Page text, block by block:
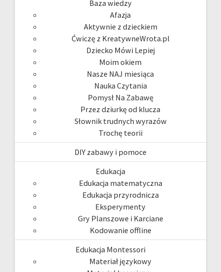
Baza wiedzy
Afazja
Aktywnie z dzieckiem
Ćwiczę z KreatywneWrota.pl
Dziecko Mówi Lepiej
Moim okiem
Nasze NAJ miesiąca
Nauka Czytania
Pomysł Na Zabawę
Przez dziurkę od klucza
Słownik trudnych wyrazów
Trochę teorii
DIY zabawy i pomoce
Edukacja
Edukacja matematyczna
Edukacja przyrodnicza
Eksperymenty
Gry Planszowe i Karciane
Kodowanie offline
Edukacja Montessori
Materiał językowy